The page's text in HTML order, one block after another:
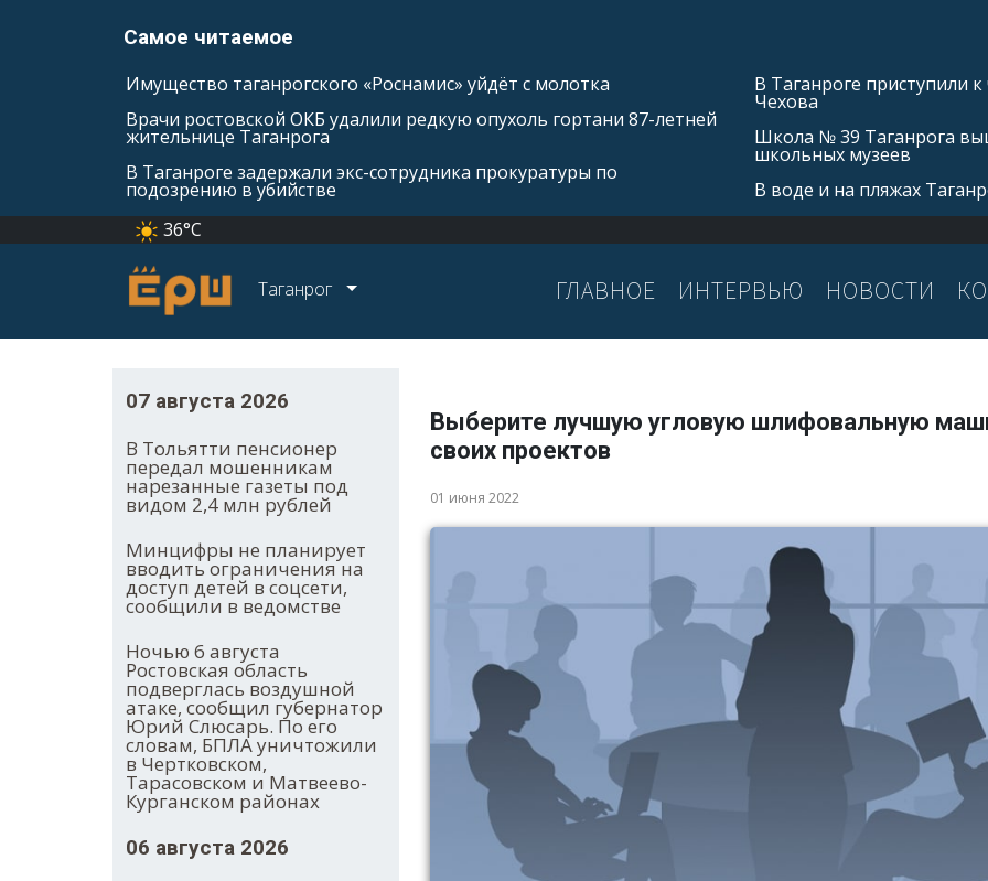
Самое читаемое
Имущество таганрогского «Роснамис» уйдёт с молотка
Врачи ростовской ОКБ удалили редкую опухоль гортани 87-летней
жительнице Таганрога
В Таганроге задержали экс-сотрудника прокуратуры по
подозрению в убийстве
В Таганроге приступили
Чехова
Школа № 39 Таганрога
школьных музеев
В воде и на пляжах
36°C
Таганрог ГЛАВНОЕ ИНТЕРВЬЮ НОВОСТИ
07 августа 2026
В Тольятти пенсионер
передал мошенникам
нарезанные газеты под
видом 2,4 млн рублей
Минцифры не планирует
вводить ограничения на
доступ детей в соцсети,
сообщили в ведомстве
Ночью 6 августа
Ростовская область
подверглась воздушной
атаке, сообщил губернатор
Юрий Слюсарь. По его
словам, БПЛА уничтожили
в Чертковском,
Тарасовском и Матвеево-
Курганском районах
06 августа 2026
Выберите лучшую угловую шлифовальную
своих проектов
01 июня 2022